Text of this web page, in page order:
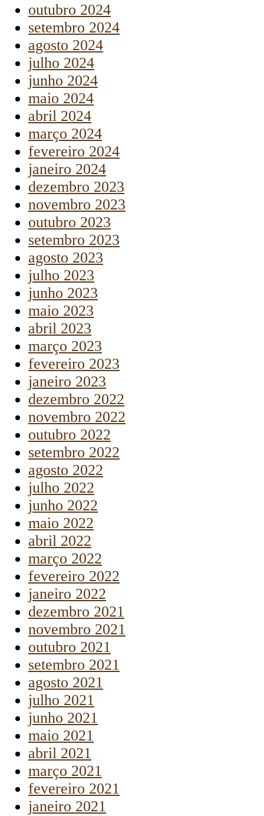
outubro 2024
setembro 2024
agosto 2024
julho 2024
junho 2024
maio 2024
abril 2024
março 2024
fevereiro 2024
janeiro 2024
dezembro 2023
novembro 2023
outubro 2023
setembro 2023
agosto 2023
julho 2023
junho 2023
maio 2023
abril 2023
março 2023
fevereiro 2023
janeiro 2023
dezembro 2022
novembro 2022
outubro 2022
setembro 2022
agosto 2022
julho 2022
junho 2022
maio 2022
abril 2022
março 2022
fevereiro 2022
janeiro 2022
dezembro 2021
novembro 2021
outubro 2021
setembro 2021
agosto 2021
julho 2021
junho 2021
maio 2021
abril 2021
março 2021
fevereiro 2021
janeiro 2021